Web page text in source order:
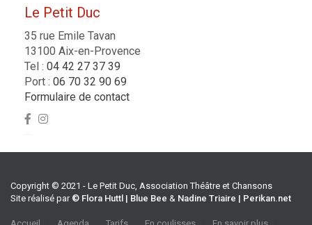
Le Petit Duc
35 rue Emile Tavan
13100 Aix-en-Provence
Tel : 04 42 27 37 39
Port : 06 70 32 90 69
Formulaire de contact
Copyright © 2021 - Le Petit Duc, Association Théâtre et Chansons
Site réalisé par © Flora Huttl | Blue Bee & Nadine Triaire | Perikan.net